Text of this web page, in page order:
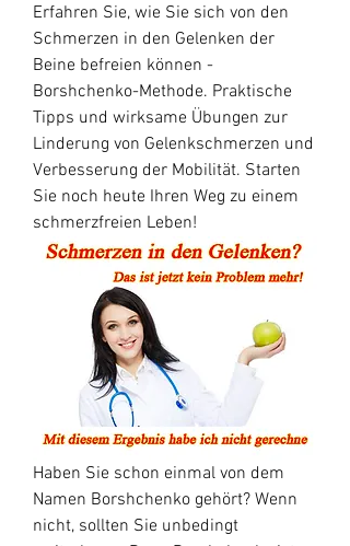
Erfahren Sie, wie Sie sich von den
Schmerzen in den Gelenken der
Beine befreien können -
Borshchenko-Methode. Praktische
Tipps und wirksame Übungen zur
Linderung von Gelenkschmerzen und
Verbesserung der Mobilität. Starten
Sie noch heute Ihren Weg zu einem
schmerzfreien Leben!
Haben Sie schon einmal von dem
Namen Borshchenko gehört? Wenn
nicht, sollten Sie unbedingt